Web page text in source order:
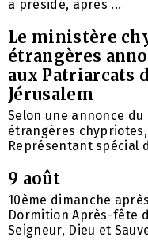
a présidé, après ...
Le ministère
étrangères
aux Patriarcats
Jérusalem
Selon une annonce
étrangères
Représentant spécial
9 août
10ème dimanche
Dormition Après-fête
Seigneur, Dieu et